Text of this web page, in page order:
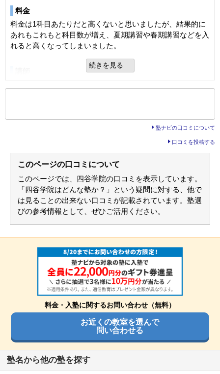
本人から詳しく聞いていませんので、何も問題なかったのだ
と思っています。
総合評価
本人が納得して通っていましたので、妥当な予備校だと思い
国立大学（中堅/上位校）
通塾の目的 大学受験
目的の達成度 やや達成できた
通塾頻度 週5日以上
1日あたりの授業時間 5時間以上
成績/偏差値推移
りやや上
塾の雰囲気
平均
口コミ投稿者ID:2732765
不適切な口コミを報告する
広島校の教室情報を見る
宿題
宿題が出ていたか分からないが、問題をあまり解いていない
ようだったので、結果には結び付かなかった。
メールで状況が伝えられたが、よく分からなかった。ある程
度、管理してもらいたかった。
子供の頑張りが足りなかったので仕方ないが、結果がでなか
った。進路指導も現実的な指導・アドバイスをしてもらいた
利用内容
通っていた学校 私立高校（中堅/上位校）
進学できた学校 私立大学
学部・学科
達成できなかった
週4日
1日あたりの授業時間 1～2時間
入塾時: 平均よりやや下
りやや下
塾の雰囲気
下校でも安心ではある。飲食店もあるのでその点は良い
塾内の環境
実際見た事がないので分からない。ただ子供に聞いても不満
入塾理由
定期テストと言う名前であったかどうかは知らないが理解度
を判別する物はあったと思う
宿題
難易度については分からない。量は多いかもしれない。現役
だと高校の宿題もあり、重なった時はきつそうだった
家庭でのサポート
塾の送り迎えは毎回していた。説明やカリキュラムの申し込
みも親が主体で行っていた
良いところや要望
突発的な休講やどうしても休なくてはいけなくなった時の振
替受講の幅を広げて貰いたい
その他気づいたこと、感じたこと
振替授業の講師やスケジュール変更の日程は複数選べるよう
にして欲しい
料金
料金は1科目あたりだと高くないと思いましたが、結果的に
あれもこれもと科目数が増え、夏期講習や春期講習などを入
れると高くなってしまいました。
進度は早すぎず遅すぎず、自分のペースに合っていました。
小テストが多いので、学ぶ量としてはそれなりに多かったで
す。
塾の周りの環境
駅から近く、一方で繁華街からは少し外れているので、落ち
着いた環境で通えました。近くにはコンビニやファーストフ
ード店があるので、食事もしやすいです。
自習室が静かで座席が多く、いつでも席を取れるので、安心
して学びに行けました。参考書や問題集も豊富でよく使いま
入塾理由
苦手分野を克服するために、55段階テストを含めきめ細かく
対応してくださるのが本人の希望とがっちしました。
定期テスト
続きを見る
塾ナビの口コミについて
口コミを投稿する
このページの口コミについて
このページでは、四谷学院の口コミを表示しています。
「四谷学院はどんな塾か？」という疑問に対する、他で
は見ることの出来ない口コミが記載されています。塾選
びの参考情報として、ぜひご活用ください。
料金・入塾に関するお問い合わせ（無料）
お近くの教室を選んで
問い合わせる
塾名から他の塾を探す